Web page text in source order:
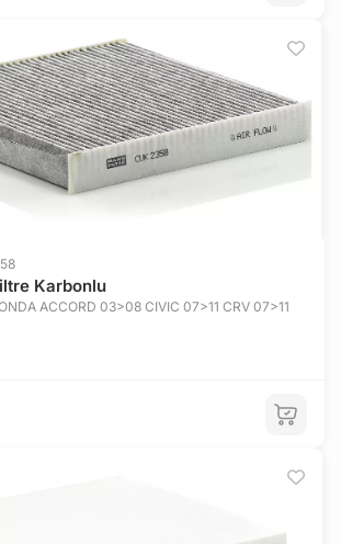
Karbonlu
ACCORD 03>08 CIVIC 07>11 CRV 07>11